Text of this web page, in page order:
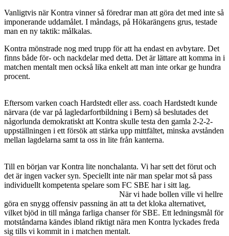
Vanligtvis när Kontra vinner så föredrar man att göra det med inte så
imponerande uddamålet. I måndags, på Hökarängens grus, testade
man en ny taktik: målkalas.
Kontra mönstrade nog med trupp för att ha endast en avbytare. Det
finns både för- och nackdelar med detta. Det är lättare att komma in i
matchen mentalt men också lika enkelt att man inte orkar ge hundra
procent.
Eftersom varken coach Hardstedt eller ass. coach Hardstedt kunde
närvara (de var på lagledarfortbildning i Bern) så beslutades det
någorlunda demokratiskt att Kontra skulle testa den gamla 2-2-2-
uppställningen i ett försök att stärka upp mittfältet, minska avstånden
mellan lagdelarna samt ta oss in lite från kanterna.
Till en början var Kontra lite nonchalanta. Vi har sett det förut och
det är ingen vacker syn. Speciellt inte när man spelar mot så pass
individuellt kompetenta spelare som FC SBE har i sitt lag.
När vi hade bollen ville vi hellre
göra en snygg offensiv passning än att ta det kloka alternativet,
vilket bjöd in till många farliga chanser för SBE. Ett ledningsmål för
motståndarna kändes ibland riktigt nära men Kontra lyckades freda
sig tills vi kommit in i matchen mentalt.